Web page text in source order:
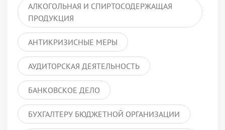
АЛКОГОЛЬНАЯ И СПИРТОСОДЕРЖАЩАЯ
ПРОДУКЦИЯ
АНТИКРИЗИСНЫЕ МЕРЫ
АУДИТОРСКАЯ ДЕЯТЕЛЬНОСТЬ
БАНКОВСКОЕ ДЕЛО
БУХГАЛТЕРУ БЮДЖЕТНОЙ ОРГАНИЗАЦИИ